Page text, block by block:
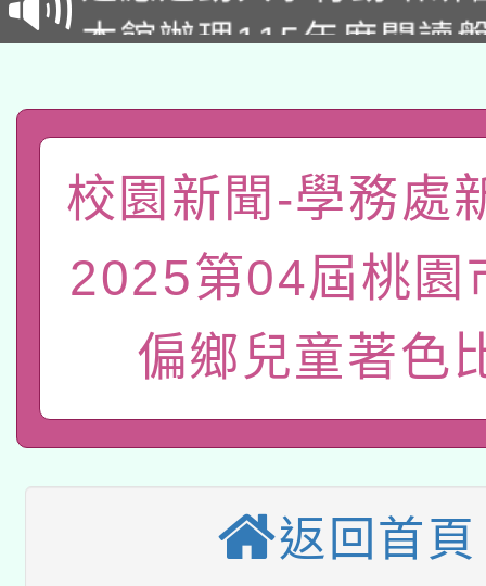
招)
本館辦理115年度閱讀
礎課程
A3數位素養講師名單
「數位內容與教學軟體
薪期間赴陸應申請許可
轉知經濟部水利署委託
業技術研究院辦理「
用水績優單位及節水達
動」
115年8月22日(星期六
桃園市孔廟祈福系列
本校115學年度第2次
招甄選結果公告(無人
適應運動共學行動站研
本館辦理115年度閱讀
校園新聞-學務處
2025第04屆桃園
偏鄉兒童著色
返回首頁